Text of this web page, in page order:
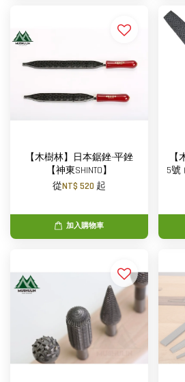
【木樹林】日本鋸銼-平銼
【神東SHINTO】
從NT$ 520 起
加入購物車
5號